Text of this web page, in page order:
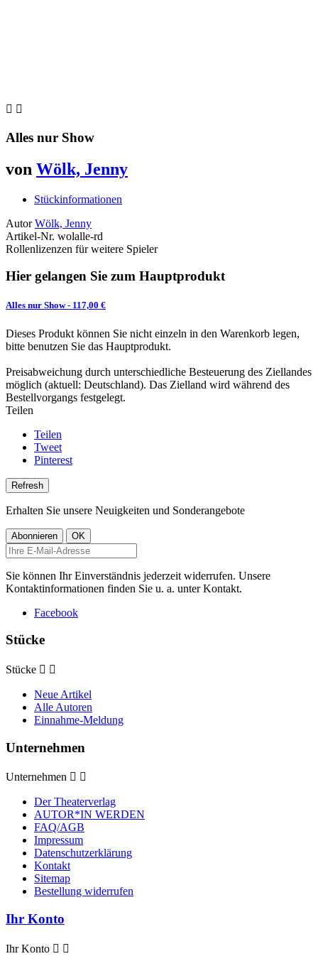
 
Alles nur Show
von Wölk, Jenny
Stückinformationen
Autor Wölk, Jenny
Artikel-Nr. wolalle-rd
Rollenlizenzen für weitere Spieler
Hier gelangen Sie zum Hauptprodukt
Alles nur Show- 117,00 €
Dieses Produkt können Sie nicht einzeln in den Warenkorb legen,
bitte benutzen Sie das Hauptprodukt.
Preisabweichung durch unterschiedliche Besteuerung des Ziellandes
möglich (aktuell: Deutschland). Das Zielland wird während des
Bestellvorgangs festgelegt.
Teilen
Teilen
Tweet
Pinterest
Erhalten Sie unsere Neuigkeiten und Sonderangebote
Sie können Ihr Einverständnis jederzeit widerrufen. Unsere
Kontaktinformationen finden Sie u. a. unter Kontakt.
Facebook
Stücke
Stücke  
Neue Artikel
Alle Autoren
Einnahme-Meldung
Unternehmen
Unternehmen  
Der Theaterverlag
AUTOR*IN WERDEN
FAQ/AGB
Impressum
Datenschutzerklärung
Kontakt
Sitemap
Bestellung widerrufen
Ihr Konto
Ihr Konto  